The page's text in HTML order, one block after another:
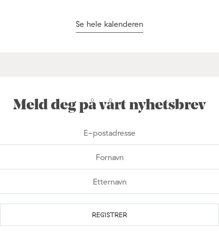
Se hele kalenderen
Meld deg på vårt nyhetsbrev